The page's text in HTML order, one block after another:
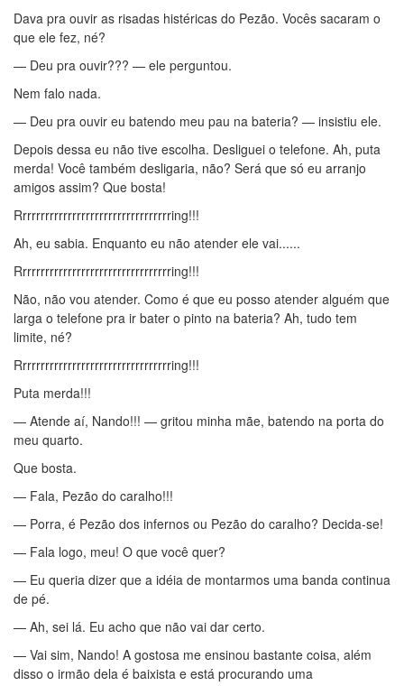
Dava pra ouvir as risadas histéricas do Pezão. Vocês sacaram o
que ele fez, né?
— Deu pra ouvir??? — ele perguntou.
Nem falo nada.
— Deu pra ouvir eu batendo meu pau na bateria? — insistiu ele.
Depois dessa eu não tive escolha. Desliguei o telefone. Ah, puta
merda! Você também desligaria, não? Será que só eu arranjo
amigos assim? Que bosta!
Rrrrrrrrrrrrrrrrrrrrrrrrrrrrrrrrrring!!!
Ah, eu sabia. Enquanto eu não atender ele vai......
Rrrrrrrrrrrrrrrrrrrrrrrrrrrrrrrrrring!!!
Não, não vou atender. Como é que eu posso atender alguém que
larga o telefone pra ir bater o pinto na bateria? Ah, tudo tem
limite, né?
Rrrrrrrrrrrrrrrrrrrrrrrrrrrrrrrrrring!!!
Puta merda!!!
— Atende aí, Nando!!! — gritou minha mãe, batendo na porta do
meu quarto.
Que bosta.
— Fala, Pezão do caralho!!!
— Porra, é Pezão dos infernos ou Pezão do caralho? Decida-se!
— Fala logo, meu! O que você quer?
— Eu queria dizer que a idéia de montarmos uma banda continua
de pé.
— Ah, sei lá. Eu acho que não vai dar certo.
— Vai sim, Nando! A gostosa me ensinou bastante coisa, além
disso o irmão dela é baixista e está procurando uma